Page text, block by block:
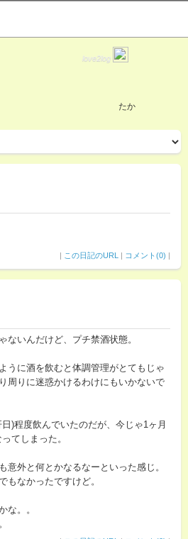
love2log
たか
| この日記のURL | コメント(0) |
ないんだけど、プチ禁酒状態。
うに酒を飲むと体調管理がとてもじゃ
周りに迷惑かけるわけにもいかないで
)程度飲んでいたのだが、今じゃ1ヶ月
てしまった。
意外と何とかなるなーといった感じ。
もなかったですけど。
な。。